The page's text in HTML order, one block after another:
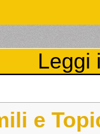
Leggi
e